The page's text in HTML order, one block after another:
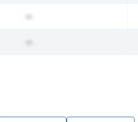
ー
ー